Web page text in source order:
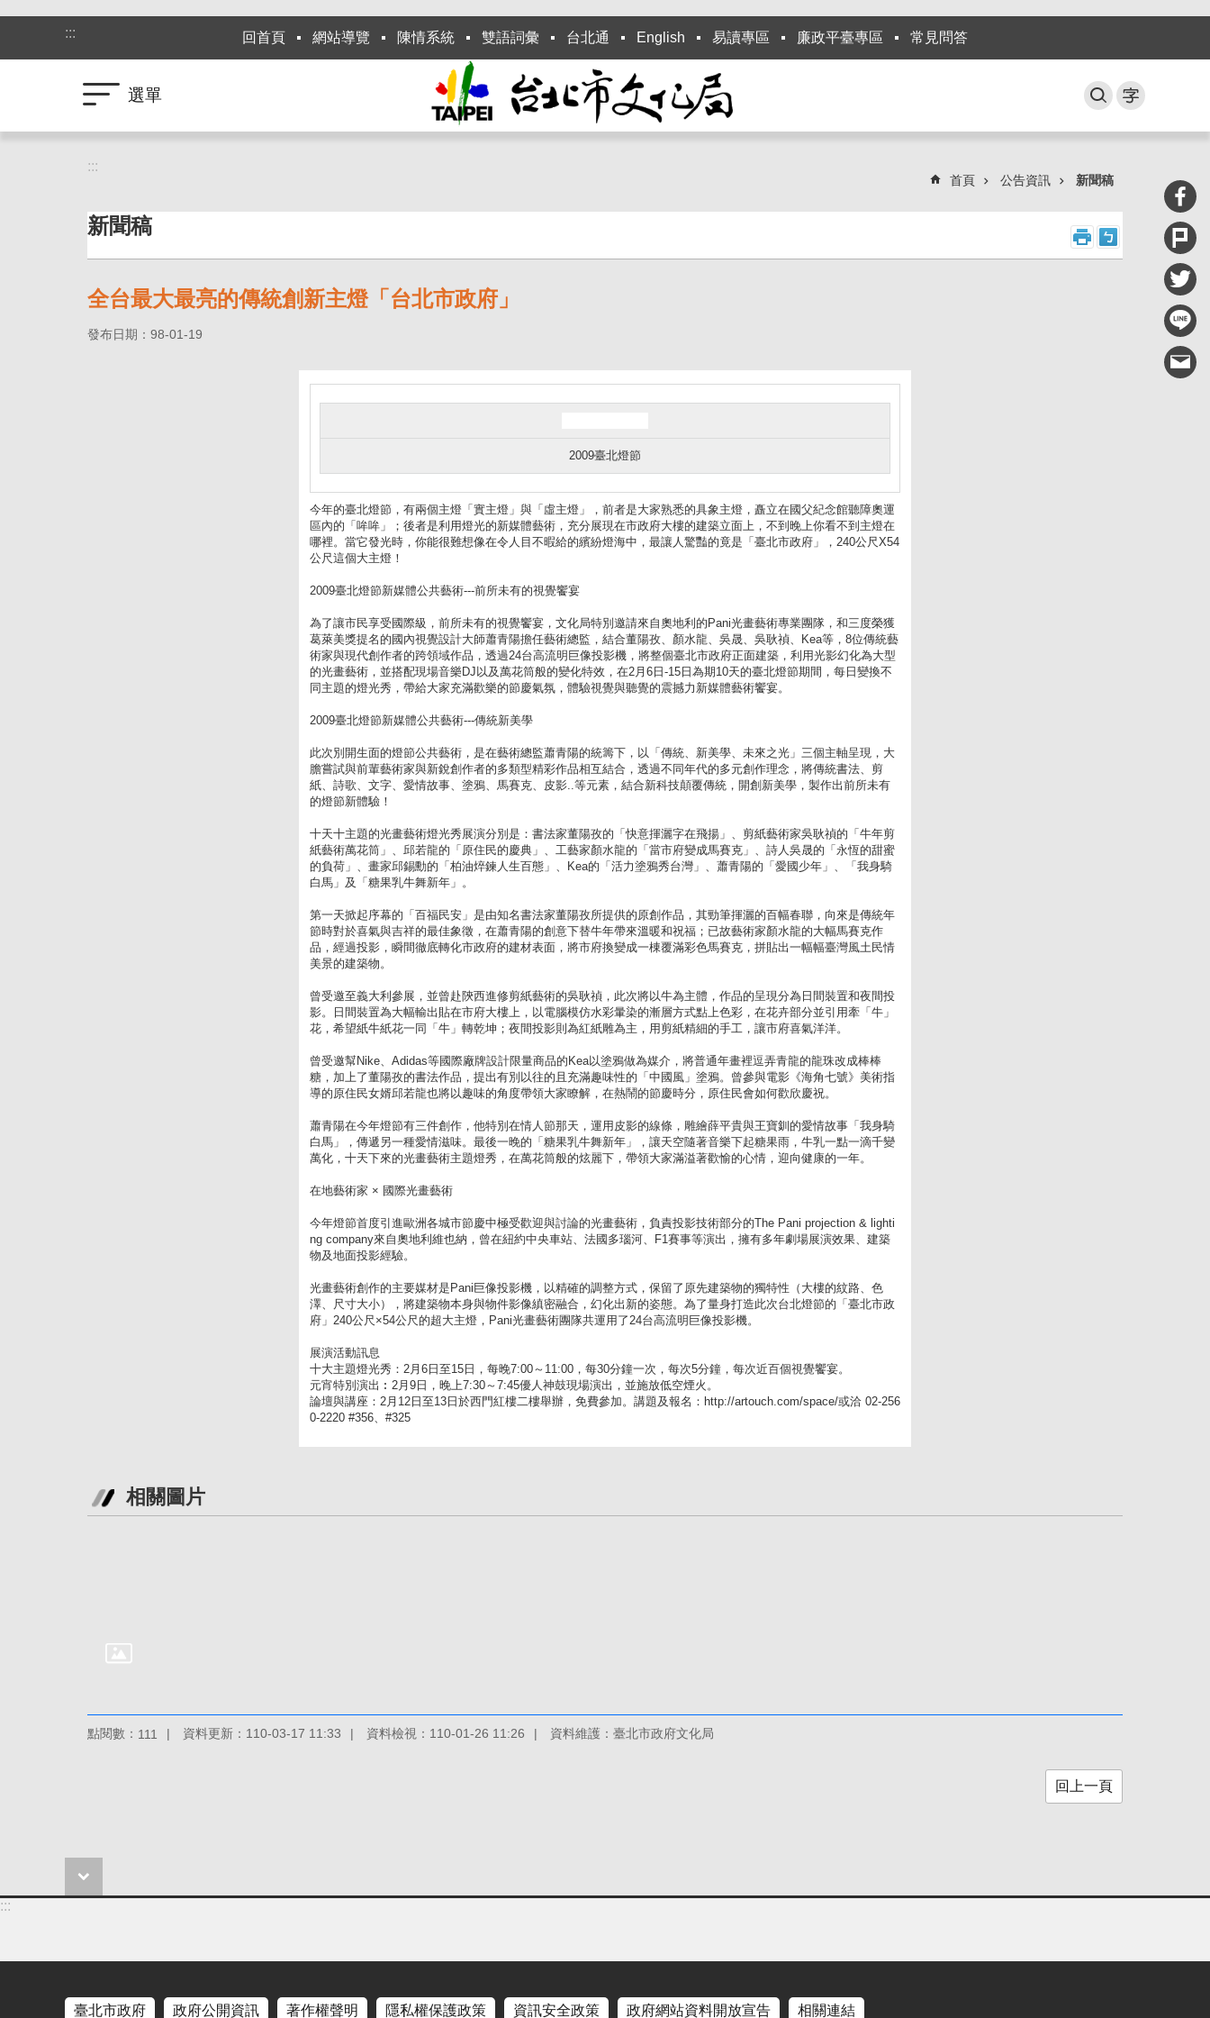
跳到主要內容區塊
:::
回首頁 網站導覽 陳情系統 雙語詞彙 台北通 English 易讀專區 廉政平臺專區 常見問答
選單
:::
首頁 公告資訊 新聞稿
新聞稿
全台最大最亮的傳統創新主燈「台北市政府」
發布日期：98-01-19
2009臺北燈節
今年的臺北燈節，有兩個主燈「實主燈」與「虛主燈」，前者是大家熟悉的具象主燈，矗立在國父紀念館聽障奧運
區內的「哞哞」；後者是利用燈光的新媒體藝術，充分展現在市政府大樓的建築立面上，不到晚上你看不到主燈在
哪裡。當它發光時，你能很難想像在令人目不暇給的繽紛燈海中，最讓人驚豔的竟是「臺北市政府」，240公尺X54
公尺這個大主燈！
2009臺北燈節新媒體公共藝術---前所未有的視覺饗宴
為了讓市民享受國際級，前所未有的視覺饗宴，文化局特別邀請來自奧地利的Pani光畫藝術專業團隊，和三度榮獲
葛萊美獎提名的國內視覺設計大師蕭青陽擔任藝術總監，結合董陽孜、顏水龍、吳晟、吳耿禎、Kea等，8位傳統藝
術家與現代創作者的跨領域作品，透過24台高流明巨像投影機，將整個臺北市政府正面建築，利用光影幻化為大型
的光畫藝術，並搭配現場音樂DJ以及萬花筒般的變化特效，在2月6日-15日為期10天的臺北燈節期間，每日變換不
同主題的燈光秀，帶給大家充滿歡樂的節慶氣氛，體驗視覺與聽覺的震撼力新媒體藝術饗宴。
2009臺北燈節新媒體公共藝術---傳統新美學
此次別開生面的燈節公共藝術，是在藝術總監蕭青陽的統籌下，以「傳統、新美學、未來之光」三個主軸呈現，大
膽嘗試與前輩藝術家與新銳創作者的多類型精彩作品相互結合，透過不同年代的多元創作理念，將傳統書法、剪
紙、詩歌、文字、愛情故事、塗鴉、馬賽克、皮影..等元素，結合新科技顛覆傳統，開創新美學，製作出前所未有
的燈節新體驗！
十天十主題的光畫藝術燈光秀展演分別是：書法家董陽孜的「快意揮灑字在飛揚」、剪紙藝術家吳耿禎的「牛年剪
紙藝術萬花筒」、邱若龍的「原住民的慶典」、工藝家顏水龍的「當市府變成馬賽克」、詩人吳晟的「永恆的甜蜜
的負荷」、畫家邱錫勳的「柏油焠鍊人生百態」、Kea的「活力塗鴉秀台灣」、蕭青陽的「愛國少年」、「我身騎
白馬」及「糖果乳牛舞新年」。
第一天掀起序幕的「百福民安」是由知名書法家董陽孜所提供的原創作品，其勁筆揮灑的百幅春聯，向來是傳統年
節時對於喜氣與吉祥的最佳象徵，在蕭青陽的創意下替牛年帶來溫暖和祝福；已故藝術家顏水龍的大幅馬賽克作
品，經過投影，瞬間徹底轉化市政府的建材表面，將市府換變成一棟覆滿彩色馬賽克，拼貼出一幅幅臺灣風土民情
美景的建築物。
曾受邀至義大利參展，並曾赴陝西進修剪紙藝術的吳耿禎，此次將以牛為主體，作品的呈現分為日間裝置和夜間投
影。日間裝置為大幅輸出貼在市府大樓上，以電腦模仿水彩暈染的漸層方式點上色彩，在花卉部分並引用牽「牛」
花，希望紙牛紙花一同「牛」轉乾坤；夜間投影則為紅紙雕為主，用剪紙精細的手工，讓市府喜氣洋洋。
曾受邀幫Nike、Adidas等國際廠牌設計限量商品的Kea以塗鴉做為媒介，將普通年畫裡逗弄青龍的龍珠改成棒棒
糖，加上了董陽孜的書法作品，提出有別以往的且充滿趣味性的「中國風」塗鴉。曾參與電影《海角七號》美術指
導的原住民女婿邱若龍也將以趣味的角度帶領大家瞭解，在熱鬧的節慶時分，原住民會如何歡欣慶祝。
蕭青陽在今年燈節有三件創作，他特別在情人節那天，運用皮影的線條，雕繪薛平貴與王寶釧的愛情故事「我身騎
白馬」，傳遞另一種愛情滋味。最後一晚的「糖果乳牛舞新年」，讓天空隨著音樂下起糖果雨，牛乳一點一滴千變
萬化，十天下來的光畫藝術主題燈秀，在萬花筒般的炫麗下，帶領大家滿溢著歡愉的心情，迎向健康的一年。
在地藝術家 × 國際光畫藝術
今年燈節首度引進歐洲各城市節慶中極受歡迎與討論的光畫藝術，負責投影技術部分的The Pani projection & lighti
ng company來自奧地利維也納，曾在紐約中央車站、法國多瑙河、F1賽事等演出，擁有多年劇場展演效果、建築
物及地面投影經驗。
光畫藝術創作的主要媒材是Pani巨像投影機，以精確的調整方式，保留了原先建築物的獨特性（大樓的紋路、色
澤、尺寸大小），將建築物本身與物件影像縝密融合，幻化出新的姿態。為了量身打造此次台北燈節的「臺北市政
府」240公尺×54公尺的超大主燈，Pani光畫藝術團隊共運用了24台高流明巨像投影機。
展演活動訊息
十大主題燈光秀：2月6日至15日，每晚7:00～11:00，每30分鐘一次，每次5分鐘，每次近百個視覺饗宴。
元宵特別演出︰2月9日，晚上7:30～7:45優人神鼓現場演出，並施放低空煙火。
論壇與講座：2月12日至13日於西門紅樓二樓舉辦，免費參加。講題及報名：http://artouch.com/space/或洽 02-256
0-2220 #356、#325
相關圖片
點閱數： 111 資料更新：110-03-17 11:33 資料檢視：110-01-26 11:26 資料維護：臺北市政府文化局
回上一頁
:::
臺北市政府 政府公開資訊 著作權聲明 隱私權保護政策 資訊安全政策 政府網站資料開放宣告 相關連結